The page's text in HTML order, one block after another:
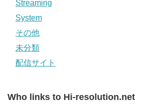
Streaming
System
その他
未分類
配信サイト
Who links to Hi-resolution.net